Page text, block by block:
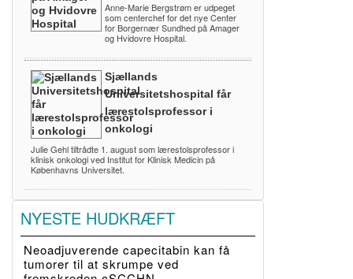
Anne-Marie Bergstrøm er udpeget
som centerchef for det nye Center
for Borgernær Sundhed på Amager
og Hvidovre Hospital.
Sjællands
Universitetshospital får
lærestolsprofessor i
onkologi
Julie Gehl tiltrådte 1. august som lærestolsprofessor i
klinisk onkologi ved Institut for Klinisk Medicin på
Københavns Universitet.
NYESTE HUDKRÆFT
Neoadjuverende capecitabin kan få
tumorer til at skrumpe ved